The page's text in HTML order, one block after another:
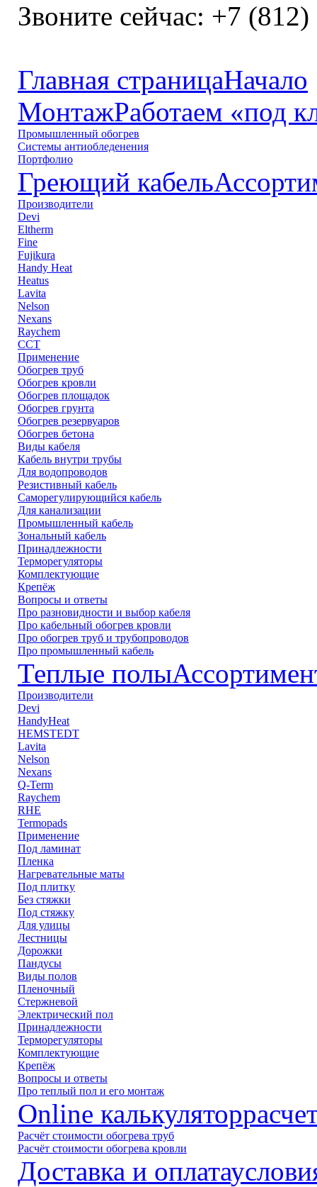
Звоните сейчас: +7 (812)
Главная страницаНачало
МонтажРаботаем «под
Промышленный обогрев
Системы антиобледенения
Портфолио
Греющий кабель
Производители
Devi
Eltherm
Fine
Fujikura
Handy Heat
Heatus
Lavita
Nelson
Nexans
Raychem
ССТ
Применение
Обогрев труб
Обогрев кровли
Обогрев площадок
Обогрев грунта
Обогрев резервуаров
Обогрев бетона
Виды кабеля
Кабель внутри трубы
Для водопроводов
Резистивный кабель
Саморегулирующийся кабель
Для канализации
Промышленный кабель
Зональный кабель
Принадлежности
Терморегуляторы
Комплектующие
Крепёж
Вопросы и ответы
Про разновидности и выбор кабеля
Про кабельный обогрев кровли
Про обогрев труб и трубопроводов
Про промышленный кабель
Теплые полы
Производители
Devi
HandyHeat
HEMSTEDT
Lavita
Nelson
Nexans
Q-Term
Raychem
RHE
Termopads
Применение
Под ламинат
Пленка
Нагревательные маты
Под плитку
Без стяжки
Под стяжку
Для улицы
Лестницы
Дорожки
Пандусы
Виды полов
Пленочный
Стержневой
Электрический пол
Принадлежности
Терморегуляторы
Комплектующие
Крепёж
Вопросы и ответы
Про теплый пол и его монтаж
Online калькулятор
Расчёт стоимости обогрева труб
Расчёт стоимости обогрева кровли
Доставка и оплата